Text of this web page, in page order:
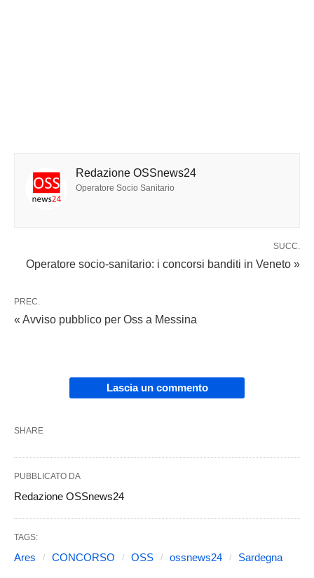
Redazione OSSnews24
Operatore Socio Sanitario
SUCC.
Operatore socio-sanitario: i concorsi banditi in Veneto »
PREC.
« Avviso pubblico per Oss a Messina
Lascia un commento
SHARE
PUBBLICATO DA
Redazione OSSnews24
TAGS:
Ares CONCORSO OSS ossnews24 Sardegna